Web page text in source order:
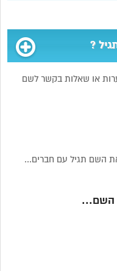
?
או שאלות בקשר לשם
השם תגיל עם חברים...
השם...